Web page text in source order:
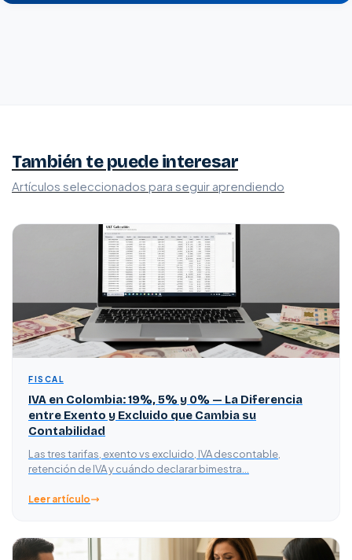
También te puede interesar
Artículos seleccionados para seguir aprendiendo
FISCAL
IVA en Colombia: 19%, 5% y 0% — La Diferencia
entre Exento y Excluido que Cambia su
Contabilidad
Las tres tarifas, exento vs excluido, IVA descontable,
retención de IVA y cuándo declarar bimestra…
Leer artículo